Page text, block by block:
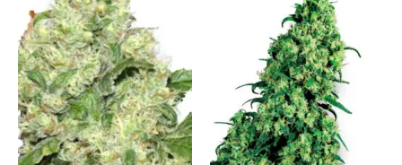
era:
20,00€.
es:
15,00€.